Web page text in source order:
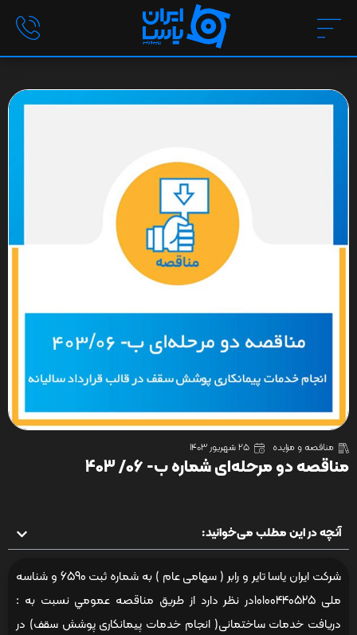
مناقصه و مزایده 25 شهریور 1403
مناقصه دو مرحله‌ای شماره ب- 06/ 403
آنچه در این مطلب می‌خوانید:
شرکت ایران یاسا تایر و رابر ( سهامی عام ) به شماره ثبت 6590 و شناسه
ملی 10100440525در نظر دارد از طريق مناقصه عمومي نسبت به :
دریافت خدمات ساختمانی( انجام خدمات پیمانکاری پوشش سقف) در